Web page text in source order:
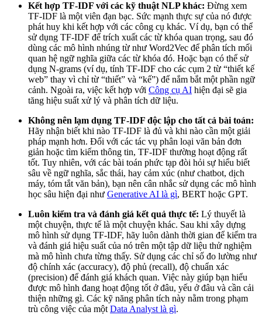
Kết hợp TF-IDF với các kỹ thuật NLP khác: Đừng xem
TF-IDF là một viên đạn bạc. Sức mạnh thực sự của nó được
phát huy khi kết hợp với các công cụ khác. Ví dụ, bạn có thể
sử dụng TF-IDF để trích xuất các từ khóa quan trọng, sau đó
dùng các mô hình nhúng từ như Word2Vec để phân tích mối
quan hệ ngữ nghĩa giữa các từ khóa đó. Hoặc bạn có thể sử
dụng N-grams (ví dụ, tính TF-IDF cho các cụm 2 từ “thiết kế
web” thay vì chỉ từ “thiết” và “kế”) để nắm bắt một phần ngữ
cảnh. Ngoài ra, việc kết hợp với Công cụ AI hiện đại sẽ gia
tăng hiệu suất xử lý và phân tích dữ liệu.
Không nên lạm dụng TF-IDF độc lập cho tất cả bài toán:
Hãy nhận biết khi nào TF-IDF là đủ và khi nào cần một giải
pháp mạnh hơn. Đối với các tác vụ phân loại văn bản đơn
giản hoặc tìm kiếm thông tin, TF-IDF thường hoạt động rất
tốt. Tuy nhiên, với các bài toán phức tạp đòi hỏi sự hiểu biết
sâu về ngữ nghĩa, sắc thái, hay cảm xúc (như chatbot, dịch
máy, tóm tắt văn bản), bạn nên cân nhắc sử dụng các mô hình
học sâu hiện đại như Generative AI là gì, BERT hoặc GPT.
Luôn kiểm tra và đánh giá kết quả thực tế: Lý thuyết là
một chuyện, thực tế là một chuyện khác. Sau khi xây dựng
mô hình sử dụng TF-IDF, hãy luôn dành thời gian để kiểm tra
và đánh giá hiệu suất của nó trên một tập dữ liệu thử nghiệm
mà mô hình chưa từng thấy. Sử dụng các chỉ số đo lường như
độ chính xác (accuracy), độ phủ (recall), độ chuẩn xác
(precision) để đánh giá khách quan. Việc này giúp bạn hiểu
được mô hình đang hoạt động tốt ở đâu, yếu ở đâu và cần cải
thiện những gì. Các kỹ năng phân tích này nằm trong phạm
trù công việc của một Data Analyst là gì.